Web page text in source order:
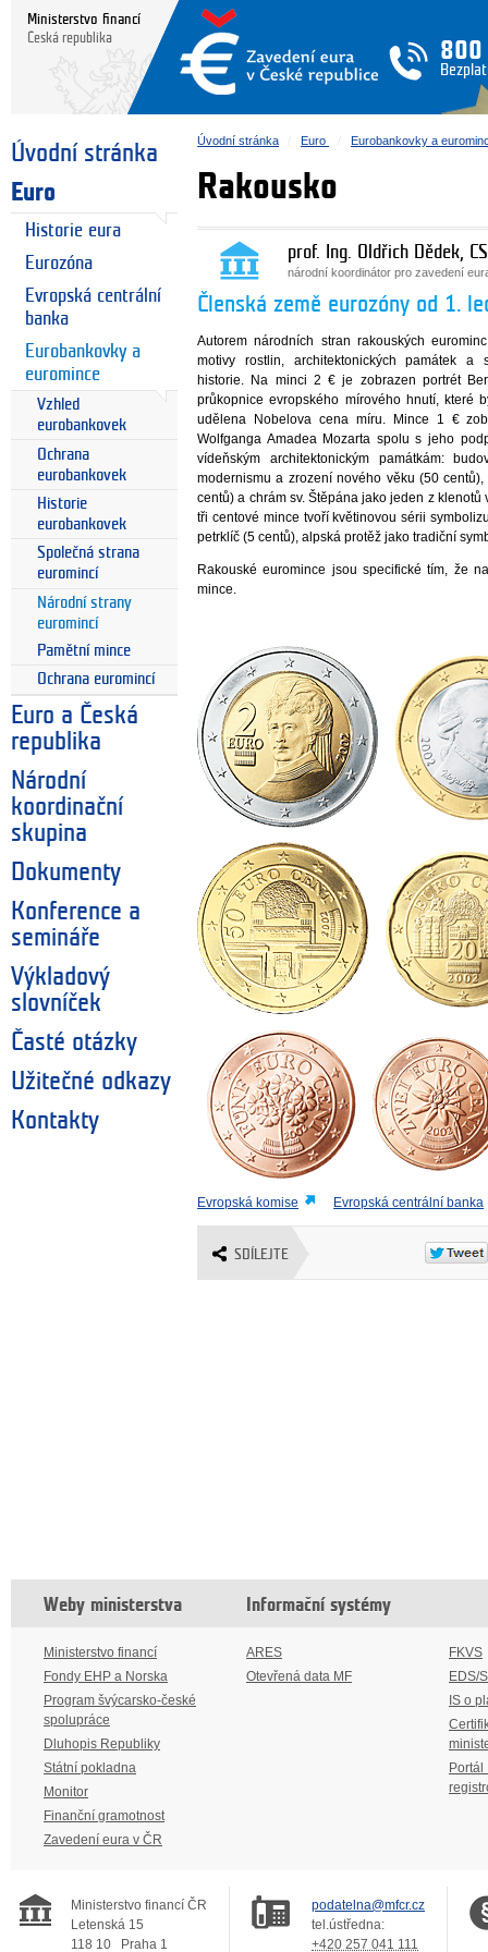
Ministerstvo financí
Česká republika
800
Úvodní stránka
Euro
Historie eura
Eurozóna
Evropská centrální
banka
Eurobankovky a
euromince
Vzhled
eurobankovek
Ochrana
eurobankovek
Historie
eurobankovek
Společná strana
euromincí
Národní strany
euromincí
Pamětní mince
Ochrana euromincí
Euro a Česká
republika
Národní
koordinační
skupina
Dokumenty
Konference a
semináře
Výkladový
slovníček
Časté otázky
Užitečné odkazy
Kontakty
Úvodní stránka Euro Eurobankovky a
Rakousko
prof. Ing. Oldřich Dědek,
národní koordinátor pro zavedení
Členská země eurozóny od 1.
Autorem národních stran rakouských
motivy rostlin, architektonických památek a
historie. Na minci 2 € je zobrazen portrét
průkopnice evropského mírového hnutí, které
udělena Nobelova cena míru. Mince 1 €
Wolfganga Amadea Mozarta spolu s jeho
vídeňským architektonickým památkám:
modernismu a zrození nového věku (50
centů) a chrám sv. Štěpána jako jeden z
tři centové mince tvoří květinovou sérii
petrklíč (5 centů), alpská protěž jako tradiční
Rakouské euromince jsou specifické tím, že
mince.
Evropská komise Evropská centrální banka
SDÍLEJTE
Weby ministerstva
Ministerstvo financí
Fondy EHP a Norska
Program švýcarsko-české
spolupráce
Dluhopis Republiky
Státní pokladna
Monitor
Finanční gramotnost
Zavedení eura v ČR
Informační systémy
ARES
Otevřená data MF
FKVS
EDS/
IS o
Portál
Ministerstvo financí ČR
Letenská 15
118 10
Praha 1
podatelna@mfcr.cz
tel.ústředna:
+420 257 041 111